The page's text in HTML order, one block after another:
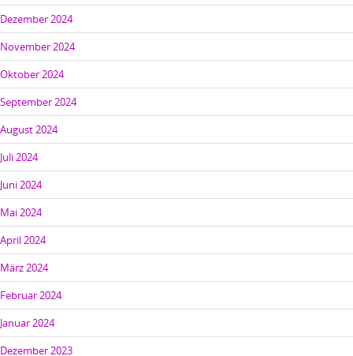
Dezember 2024
November 2024
Oktober 2024
September 2024
August 2024
Juli 2024
Juni 2024
Mai 2024
April 2024
März 2024
Februar 2024
Januar 2024
Dezember 2023